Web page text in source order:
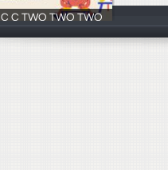
C C TWO TWO TWO
羅小芯 陳中桃